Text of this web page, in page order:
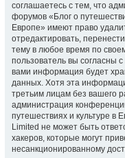
соглашаетесь с тем, что
форумов «Блог о
Европе» имеют право
отредактировать,
тему в любое время по
пользователь вы согласны
вами информация будет
данных. Хотя эта
третьим лицам без вашего
администрация
путешествиях и культуре в
Limited не может быть
хакеров, которые могут
несанкционированному